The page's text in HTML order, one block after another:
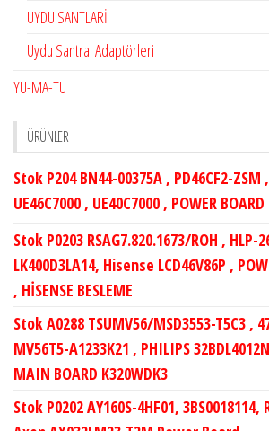
UYDU SANTLARİ
Uydu Santral Adaptörleri
YU-MA-TU
ÜRÜNLER
Stok P204 BN44-00375A , PD46CF2-ZSM
UE46C7000 , UE40C7000 , POWER BOARD
Stok P0203 RSAG7.820.1673/ROH , HLP-
LK400D3LA14, Hisense LCD46V86P ,
, HİSENSE BESLEME
Stok A0288 TSUMV56/MSD3553-T5C3 ,
MV56T5-A1233K21 , PHILIPS
MAIN BOARD K320WDK3
Stok P0202 AY160S-4HF01, 3BS0018114,